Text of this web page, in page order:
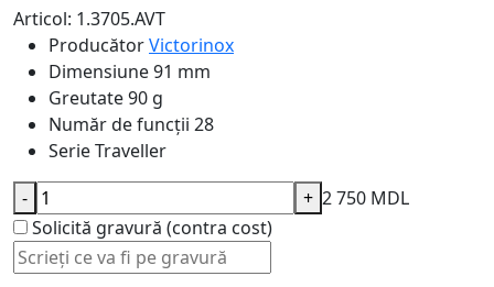
Articol: 1.3705.AVT
ProducătorVictorinox
Dimensiune91 mm
Greutate90 g
Număr de funcții 28
SerieTraveller
2 750 MDL
Solicită gravură (contra cost)
- +